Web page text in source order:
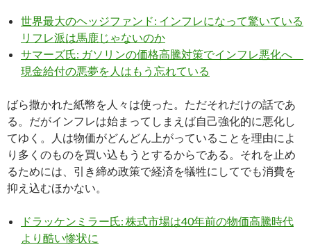
世界最大のヘッジファンド: インフレになって驚いている
リフレ派は馬鹿じゃないのか
サマーズ氏: ガソリンの価格高騰対策でインフレ悪化へ
現金給付の悪夢を人はもう忘れている
ばら撒かれた紙幣を人々は使った。ただそれだけの話であ
る。だがインフレは始まってしまえば自己強化的に悪化し
てゆく。人は物価がどんどん上がっていることを理由によ
り多くのものを買い込もうとするからである。それを止め
るためには、引き締め政策で経済を犠牲にしてでも消費を
抑え込むほかない。
ドラッケンミラー氏: 株式市場は40年前の物価高騰時代
より酷い惨状に